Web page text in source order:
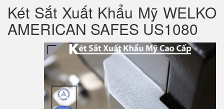
Két Sắt Xuất Khẩu Mỹ WELKO
AMERICAN SAFES US1080